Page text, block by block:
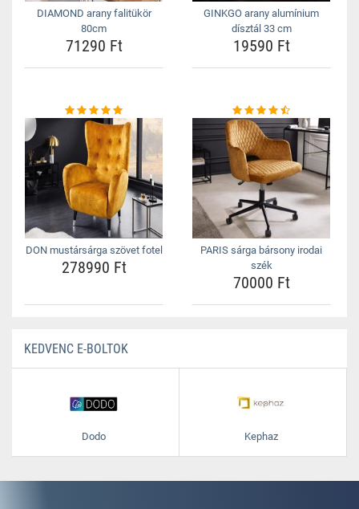
DIAMOND arany falitükör
80cm
71290 Ft
GINKGO arany alumínium
dísztál 33 cm
19590 Ft
DON mustársárga szövet fotel
278990 Ft
PARIS sárga bársony irodai
szék
70000 Ft
KEDVENC E-BOLTOK
Dodo Kephaz